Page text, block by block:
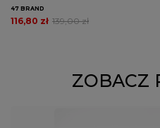
47 BRAND
139,00 zł
116,80 zł
ZOBACZ